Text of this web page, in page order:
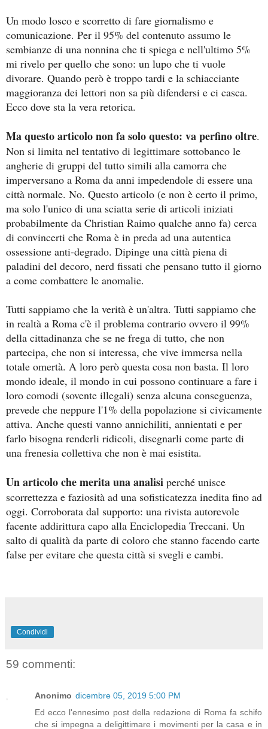
Un modo losco e scorretto di fare giornalismo e
comunicazione. Per il 95% del contenuto assumo le
sembianze di una nonnina che ti spiega e nell'ultimo 5%
mi rivelo per quello che sono: un lupo che ti vuole
divorare. Quando però è troppo tardi e la schiacciante
maggioranza dei lettori non sa più difendersi e ci casca.
Ecco dove sta la vera retorica.
Ma questo articolo non fa solo questo: va perfino oltre.
Non si limita nel tentativo di legittimare sottobanco le
angherie di gruppi del tutto simili alla camorra che
imperversano a Roma da anni impedendole di essere una
città normale. No. Questo articolo (e non è certo il primo,
ma solo l'unico di una sciatta serie di articoli iniziati
probabilmente da Christian Raimo qualche anno fa) cerca
di convincerti che Roma è in preda ad una autentica
ossessione anti-degrado. Dipinge una città piena di
paladini del decoro, nerd fissati che pensano tutto il giorno
a come combattere le anomalie.
Tutti sappiamo che la verità è un'altra. Tutti sappiamo che
in realtà a Roma c'è il problema contrario ovvero il 99%
della cittadinanza che se ne frega di tutto, che non
partecipa, che non si interessa, che vive immersa nella
totale omertà. A loro però questa cosa non basta. Il loro
mondo ideale, il mondo in cui possono continuare a fare i
loro comodi (sovente illegali) senza alcuna conseguenza,
prevede che neppure l'1% della popolazione si civicamente
attiva. Anche questi vanno annichiliti, annientati e per
farlo bisogna renderli ridicoli, disegnarli come parte di
una frenesia collettiva che non è mai esistita.
Un articolo che merita una analisi perché unisce
scorrettezza e faziosità ad una sofisticatezza inedita fino ad
oggi. Corroborata dal supporto: una rivista autorevole
facente addirittura capo alla Enciclopedia Treccani. Un
salto di qualità da parte di coloro che stanno facendo carte
false per evitare che questa città si svegli e cambi.
Condividi
59 commenti:
Anonimo dicembre 05, 2019 5:00 PM
Ed ecco l'ennesimo post della redazione di Roma fa schifo
che si impegna a deligittimare i movimenti per la casa e in